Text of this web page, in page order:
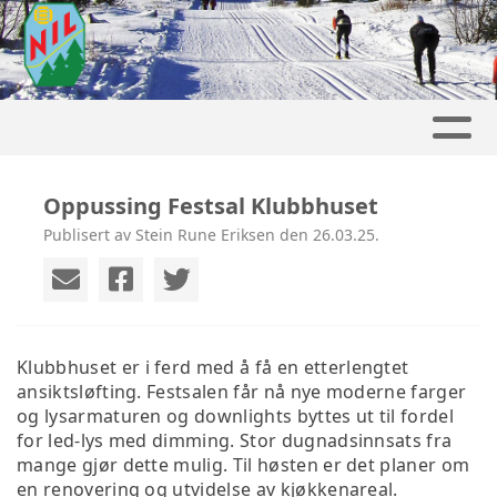
Oppussing Festsal Klubbhuset
Publisert av Stein Rune Eriksen den 26.03.25.
Klubbhuset er i ferd med å få en etterlengtet
ansiktsløfting. Festsalen får nå nye moderne farger
og lysarmaturen og downlights byttes ut til fordel
for led-lys med dimming. Stor dugnadsinnsats fra
mange gjør dette mulig. Til høsten er det planer om
en renovering og utvidelse av kjøkkenareal.